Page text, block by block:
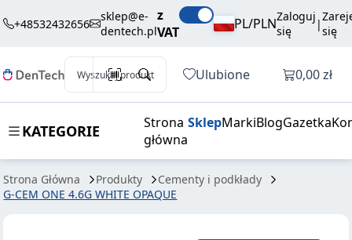
+48532432656
sklep@e-
dentech.pl
z
VAT
PL/PLNZaloguj
się
|się
Wyszukaj produkt Ulubione Otwórz
0,00 zł
KATEGORIE
Strona
główna
SklepMarkiBlogGazetka
Strona Główna Produkty
Cementy i podkłady
G-CEM ONE 4.6G WHITE OPAQUE
4.6G WHITE
OPAQUE
234,00 zł
brutto / szt. Dodaj do koszyka